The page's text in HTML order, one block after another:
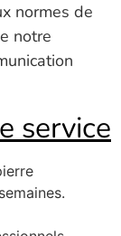
normes de
notre
service